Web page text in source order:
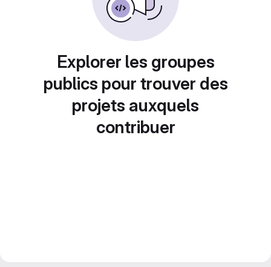
Explorer les groupes
publics pour trouver des
projets auxquels
contribuer